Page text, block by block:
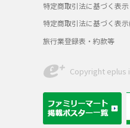
特定商取引法に基づく表示
特定商取引法に基づく表
旅行業登録表・約款等
Copyright eplus